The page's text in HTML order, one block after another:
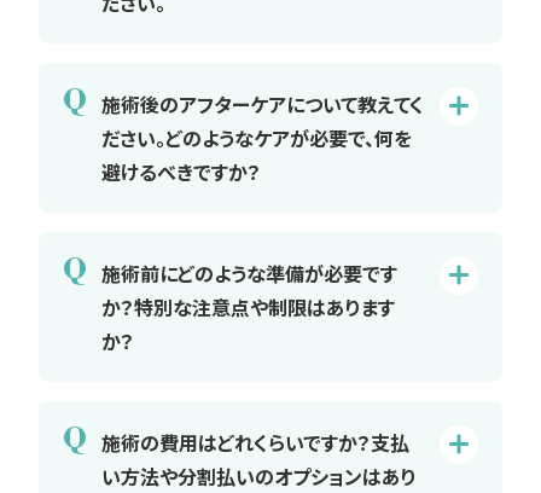
Q 施術後のアフターケアについて教えてく
ださい。どのようなケアが必要で、何を
避けるべきですか？
Q 施術前にどのような準備が必要です
か？特別な注意点や制限はあります
か？
Q 施術の費用はどれくらいですか？支払
い方法や分割払いのオプションはあり